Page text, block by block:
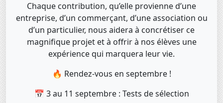
Chaque contribution, qu’elle provienne d’une
entreprise, d’un commerçant, d’une association ou
d’un particulier, nous aidera à concrétiser ce
magnifique projet et à offrir à nos élèves une
expérience qui marquera leur vie.
🔥 Rendez-vous en septembre !
📅 3 au 11 septembre : Tests de sélection